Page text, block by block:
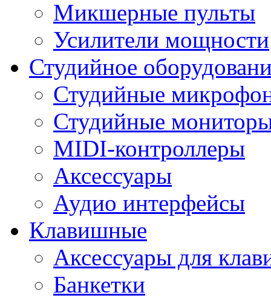
Микшерные пульты
Усилители мощности
Студийное
Студийные
Студийные
MIDI-контроллеры
Аксессуары
Аудио интерфейсы
Клавишные
Аксессуары для
Банкетки